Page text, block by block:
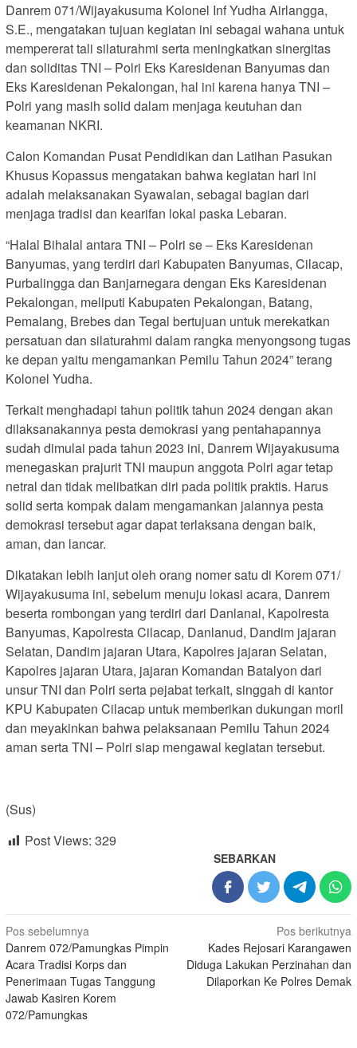
Danrem 071/Wijayakusuma Kolonel Inf Yudha Airlangga,
S.E., mengatakan tujuan kegiatan ini sebagai wahana untuk
mempererat tali silaturahmi serta meningkatkan sinergitas
dan soliditas TNI – Polri Eks Karesidenan Banyumas dan
Eks Karesidenan Pekalongan, hal ini karena hanya TNI –
Polri yang masih solid dalam menjaga keutuhan dan
keamanan NKRI.
Calon Komandan Pusat Pendidikan dan Latihan Pasukan
Khusus Kopassus mengatakan bahwa kegiatan hari ini
adalah melaksanakan Syawalan, sebagai bagian dari
menjaga tradisi dan kearifan lokal paska Lebaran.
“Halal Bihalal antara TNI – Polri se – Eks Karesidenan
Banyumas, yang terdiri dari Kabupaten Banyumas, Cilacap,
Purbalingga dan Banjarnegara dengan Eks Karesidenan
Pekalongan, meliputi Kabupaten Pekalongan, Batang,
Pemalang, Brebes dan Tegal bertujuan untuk merekatkan
persatuan dan silaturahmi dalam rangka menyongsong tugas
ke depan yaitu mengamankan Pemilu Tahun 2024” terang
Kolonel Yudha.
Terkait menghadapi tahun politik tahun 2024 dengan akan
dilaksanakannya pesta demokrasi yang pentahapannya
sudah dimulai pada tahun 2023 ini, Danrem Wijayakusuma
menegaskan prajurit TNI maupun anggota Polri agar tetap
netral dan tidak melibatkan diri pada politik praktis. Harus
solid serta kompak dalam mengamankan jalannya pesta
demokrasi tersebut agar dapat terlaksana dengan baik,
aman, dan lancar.
Dikatakan lebih lanjut oleh orang nomer satu di Korem 071/
Wijayakusuma ini, sebelum menuju lokasi acara, Danrem
beserta rombongan yang terdiri dari Danlanal, Kapolresta
Banyumas, Kapolresta Cilacap, Danlanud, Dandim jajaran
Selatan, Dandim jajaran Utara, Kapolres jajaran Selatan,
Kapolres jajaran Utara, jajaran Komandan Batalyon dari
unsur TNI dan Polri serta pejabat terkait, singgah di kantor
KPU Kabupaten Cilacap untuk memberikan dukungan moril
dan meyakinkan bahwa pelaksanaan Pemilu Tahun 2024
aman serta TNI – Polri siap mengawal kegiatan tersebut.
(Sus)
Post Views: 329
SEBARKAN
Navigasi
pos
Pos sebelumnya
Danrem 072/Pamungkas Pimpin
Acara Tradisi Korps dan
Penerimaan Tugas Tanggung
Jawab Kasiren Korem
072/Pamungkas
Pos berikutnya
Kades Rejosari Karangawen
Diduga Lakukan Perzinahan dan
Dilaporkan Ke Polres Demak